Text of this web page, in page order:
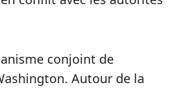
conjoint de
Autour de la